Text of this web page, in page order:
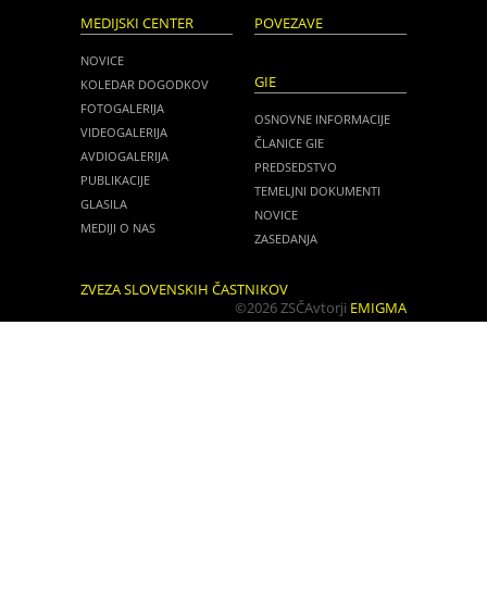
MEDIJSKI CENTER
NOVICE
KOLEDAR DOGODKOV
FOTOGALERIJA
VIDEOGALERIJA
AVDIOGALERIJA
PUBLIKACIJE
GLASILA
MEDIJI O NAS
POVEZAVE
GIE
OSNOVNE INFORMACIJE
ČLANICE GIE
PREDSEDSTVO
TEMELJNI DOKUMENTI
NOVICE
ZASEDANJA
ZVEZA SLOVENSKIH ČASTNIKOV
©2026 ZSČAvtorji EMIGMA